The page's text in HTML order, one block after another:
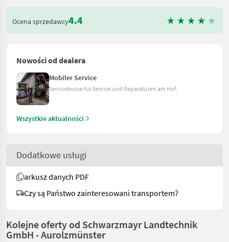
Ocena sprzedawcy4.4
Nowości od dealera
Mobiler Service
Servicebusse für Service und Reparaturen am Hof.
Wszystkie aktualności
Dodatkowe usługi
arkusz danych PDF
Czy są Państwo zainteresowani transportem?
Kolejne oferty od Schwarzmayr Landtechnik
GmbH - Aurolzmünster